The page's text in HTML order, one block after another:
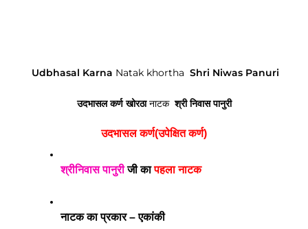
Udbhasal Karna Natak khortha Shri Niwas Panuri
उदभासल कर्ण खोरठानाटकश्री निवास पानुरी
उदभासल कर्ण(उपेक्षित कर्ण)
श्रीनिवास पानुरी जी का पहला नाटक
नाटक का प्रकार – एकांकी